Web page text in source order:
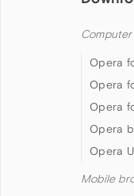
Opera
Opera
Opera
Opera
Opera
Mobile